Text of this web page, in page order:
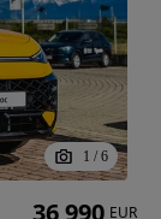
1 / 6
EUR